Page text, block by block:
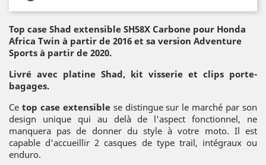
Top case Shad extensible SH58X Carbone pour Honda
Africa Twin à partir de 2016 et sa version Adventure
Sports à partir de 2020.
Livré avec platine Shad, kit visserie et clips porte-
bagages.
Ce top case extensiblese distingue sur le marché par son
design unique qui au delà de l'aspect fonctionnel, ne
manquera pas de donner du style à votre moto. Il est
capable d'accueillir 2 casques de type trail, intégraux ou
enduro.